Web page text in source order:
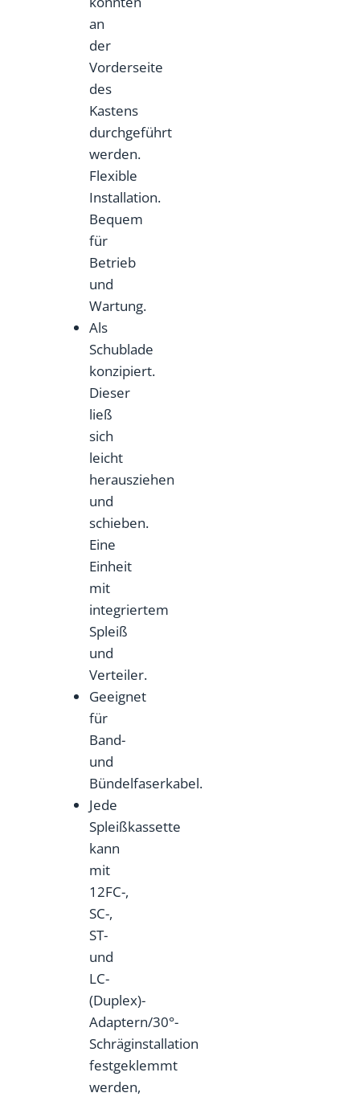
an
der
Vorderseite
des
Kastens
durchgeführt
werden.
Flexible
Installation.
Bequem
für
Betrieb
und
Wartung.
Als
Schublade
konzipiert.
Dieser
ließ
sich
leicht
herausziehen
und
schieben.
Eine
Einheit
mit
integriertem
Spleiß
und
Verteiler.
Geeignet
für
Band-
und
Bündelfaserkabel.
Jede
Spleißkassette
kann
mit
12FC-,
SC-,
ST-
und
LC-
(Duplex)-
Adaptern/30°-
Schräginstallation
festgeklemmt
werden,